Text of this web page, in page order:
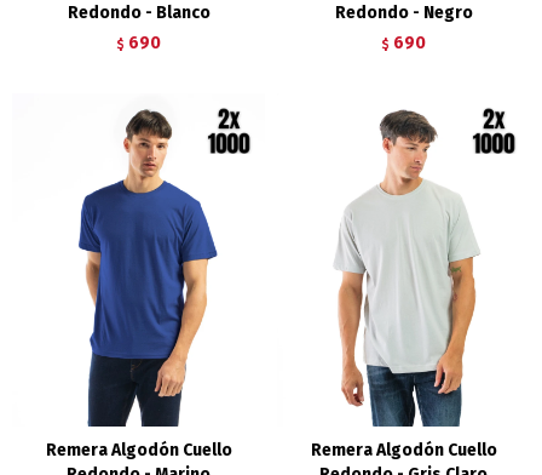
Redondo - Blanco
$ 690
Redondo - Negro
$ 690
Remera Algodón Cuello
Remera Algodón Cuello